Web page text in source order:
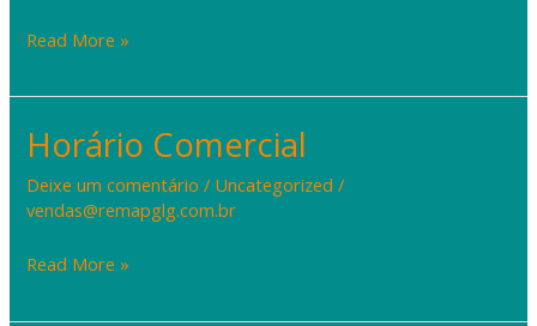
Read More »
Horário Comercial
Deixe um comentário / Uncategorized /
vendas@remapglg.com.br
Horário
Read More »